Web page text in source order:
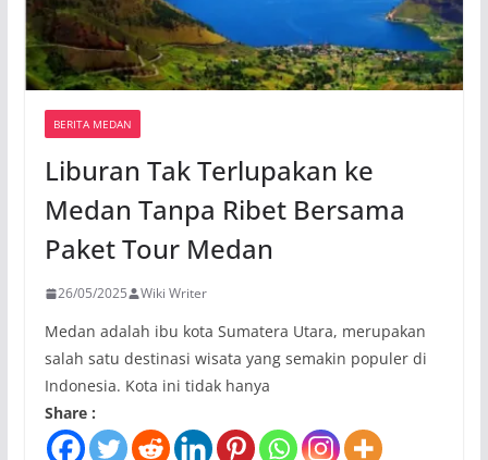
BERITA MEDAN
Liburan Tak Terlupakan ke
Medan Tanpa Ribet Bersama
Paket Tour Medan
26/05/2025 Wiki Writer
Medan adalah ibu kota Sumatera Utara, merupakan
salah satu destinasi wisata yang semakin populer di
Indonesia. Kota ini tidak hanya
Share :